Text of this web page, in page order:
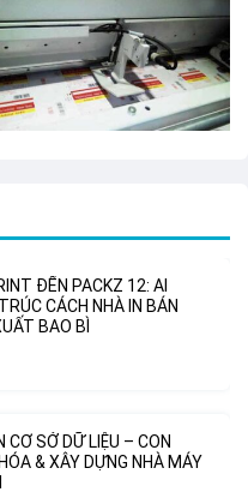
ĐẾN PACKZ 12: AI
CÁCH NHÀ IN BÁN
BAO BÌ
CƠ SỞ DỮ LIỆU – CON
& XÂY DỰNG NHÀ MÁY